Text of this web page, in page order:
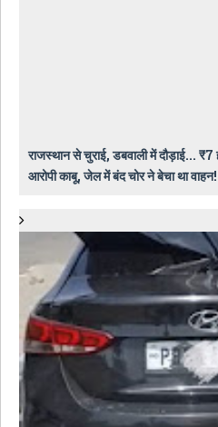
राजस्थान से चुराई, डबवाली में दौड़ाई... ₹7
आरोपी काबू, जेल में बंद चोर ने बेचा था वाहन!